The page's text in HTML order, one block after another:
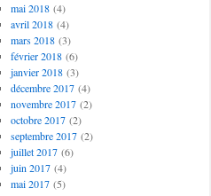
mai 2018(4)
avril 2018(4)
mars 2018(3)
février 2018(6)
janvier 2018(3)
décembre 2017(4)
novembre 2017(2)
octobre 2017(2)
septembre 2017(2)
juillet 2017(6)
juin 2017(4)
mai 2017(5)